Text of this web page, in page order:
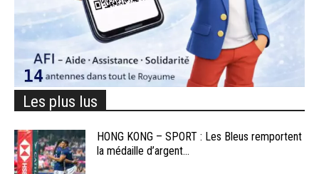
Les plus lus
HONG KONG – SPORT : Les Bleus remportent
la médaille d’argent...